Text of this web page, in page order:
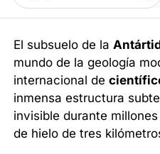
El subsuelo de la
mundo de la geología
internacional de
inmensa estructura
invisible durante
de hielo de tres